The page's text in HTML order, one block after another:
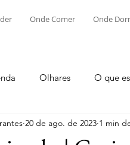
Onde Comer Onde
Olhares O que
Alvega e Concavada
20 de ago. de 2023 1 min